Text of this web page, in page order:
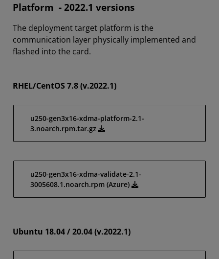
Platform - 2022.1 versions
The deployment target platform is the
communication layer physically implemented and
flashed into the card.
RHEL/CentOS 7.8 (v.2022.1)
u250-gen3x16-xdma-platform-2.1-
3.noarch.rpm.tar.gz
u250-gen3x16-xdma-validate-2.1-
3005608.1.noarch.rpm (Azure)
Ubuntu 18.04 / 20.04 (v.2022.1)